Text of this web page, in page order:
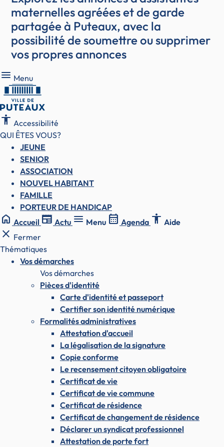
maternelles agréées et de garde
partagée à Puteaux, avec la
possibilité de soumettre ou supprimer
vos propres annonces
Menu Menu
accessibility Accessibilité
QUI ÊTES VOUS?
JEUNE
SENIOR
ASSOCIATION
NOUVEL HABITANT
FAMILLE
PORTEUR DE HANDICAP
home Accueil newspaper Actu menu Menu calendar_month Agenda accessibility Aide
close Fermer
Thématiques
Vos démarches
Vos démarches
Pièces d'identité
Carte d'identité et passeport
Certifier son identité numérique
Formalités administratives
Attestation d'accueil
La légalisation de la signature
Copie conforme
Le recensement citoyen obligatoire
Certificat de vie
Certificat de vie commune
Certificat de résidence
Certificat de changement de résidence
Déclarer un syndicat professionnel
Attestation de porte fort